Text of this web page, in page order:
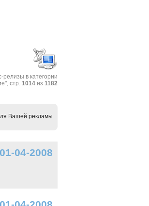
релизы в категории
стр. 1014из 1182
Вашей рекламы
01-04-2008